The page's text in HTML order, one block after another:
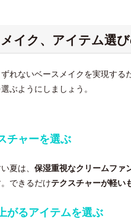
イク、アイテム選
れないベースメイクを実現す
ぶようにしましょう。
チャーを選ぶ
夏は、 保湿重視なクリームファ
できるだけテクスチャーが軽い
がるアイテムを選ぶ